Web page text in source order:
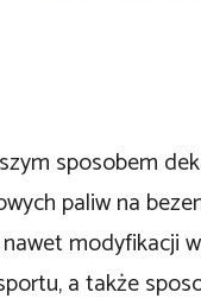
sposobem
paliw na
modyfikacji
a także